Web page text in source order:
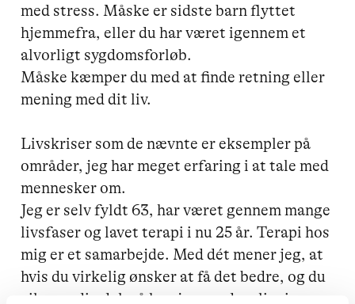
med stress. Måske er sidste barn flyttet
hjemmefra, eller du har været igennem et
alvorligt sygdomsforløb.
Måske kæmper du med at finde retning eller
mening med dit liv.
Livskriser som de nævnte er eksempler på
områder, jeg har meget erfaring i at tale med
mennesker om.
Jeg er selv fyldt 63, har været gennem mange
livsfaser og lavet terapi i nu 25 år. Terapi hos
mig er et samarbejde. Med dét mener jeg, at
hvis du virkelig ønsker at få det bedre, og du
vil gøre din del, så kan jeg sandsynligvis